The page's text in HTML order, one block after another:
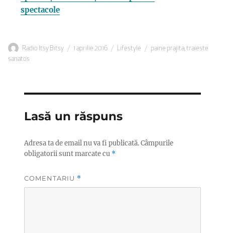
spectacole
Autor
Radio Itsy Bitsy
Publicat
1 aprilie 2016 Categorii
Lifestyle Etichete
paine prajita,traieste
sanatos
Lasă un răspuns
Adresa ta de email nu va fi publicată.Câmpurile
obligatorii sunt marcate cu *
COMENTARIU *